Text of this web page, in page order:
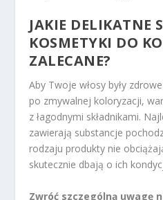
JAKIE DELIKATNE
KOSMETYKI DO
ZALECANE?
Aby Twoje włosy były
po zmywalnej koloryzacji,
z łagodnymi składnikami.
zawierają substancje
rodzaju produkty nie
skutecznie dbają o ich
Zwróć szczególną uwagę